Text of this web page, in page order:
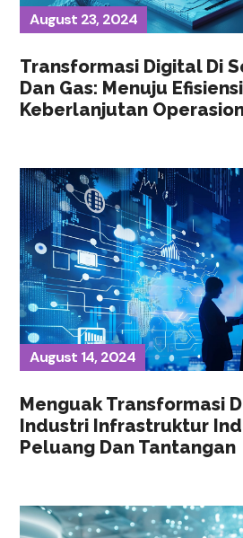
August 23, 2024
Transformasi Digital Di
Dan Gas: Menuju
Keberlanjutan
August 14, 2024
Menguak Transformasi
Industri Infrastruktur
Peluang Dan Tantangan